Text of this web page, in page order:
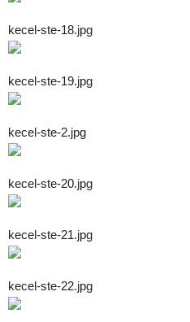
kecel-ste-18.jpg
kecel-ste-19.jpg
kecel-ste-2.jpg
kecel-ste-20.jpg
kecel-ste-21.jpg
kecel-ste-22.jpg